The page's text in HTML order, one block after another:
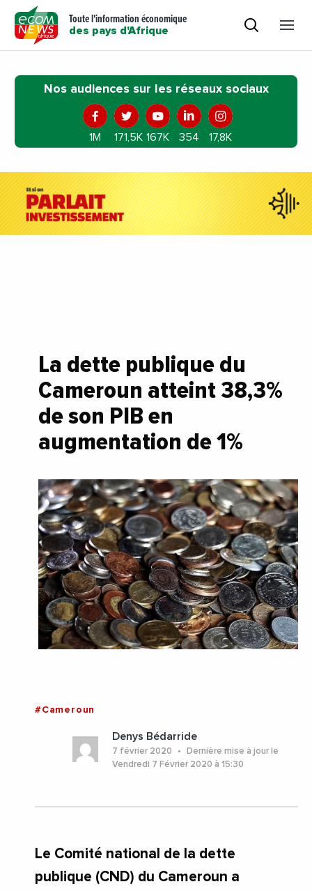
Toute l'information économique
des pays d'Afrique
Nos audiences sur les réseaux sociaux
1M 171,5K 167K 354 17,8K
La dette publique du
Cameroun atteint 38,3%
de son PIB en
augmentation de 1%
#Cameroun
Denys Bédarride
7 février 2020
Dernière mise à jour le
Vendredi 7 Février 2020 à 15:30
Le Comité national de la dette
publique (CND) du Cameroun a